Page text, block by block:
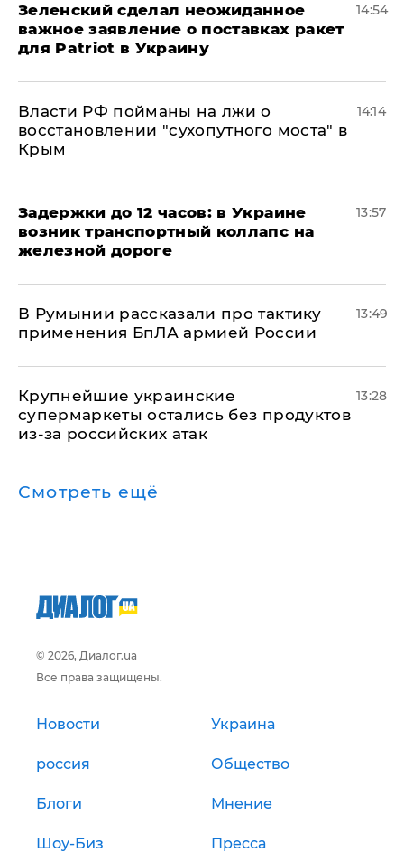
Зеленский сделал неожиданное
важное заявление о поставках ракет
для Patriot в Украину
14:54
Власти РФ пойманы на лжи о
восстановлении "сухопутного моста" в
Крым
14:14
Задержки до 12 часов: в Украине
возник транспортный коллапс на
железной дороге
13:57
В Румынии рассказали про тактику
применения БпЛА армией России
13:49
Крупнейшие украинские
супермаркеты остались без продуктов
из-за российских атак
13:28
Смотреть ещё
© 2026, Диалог.ua
Все права защищены.
Новости Украина
россия Общество
Блоги Мнение
Шоу-Биз Пресса